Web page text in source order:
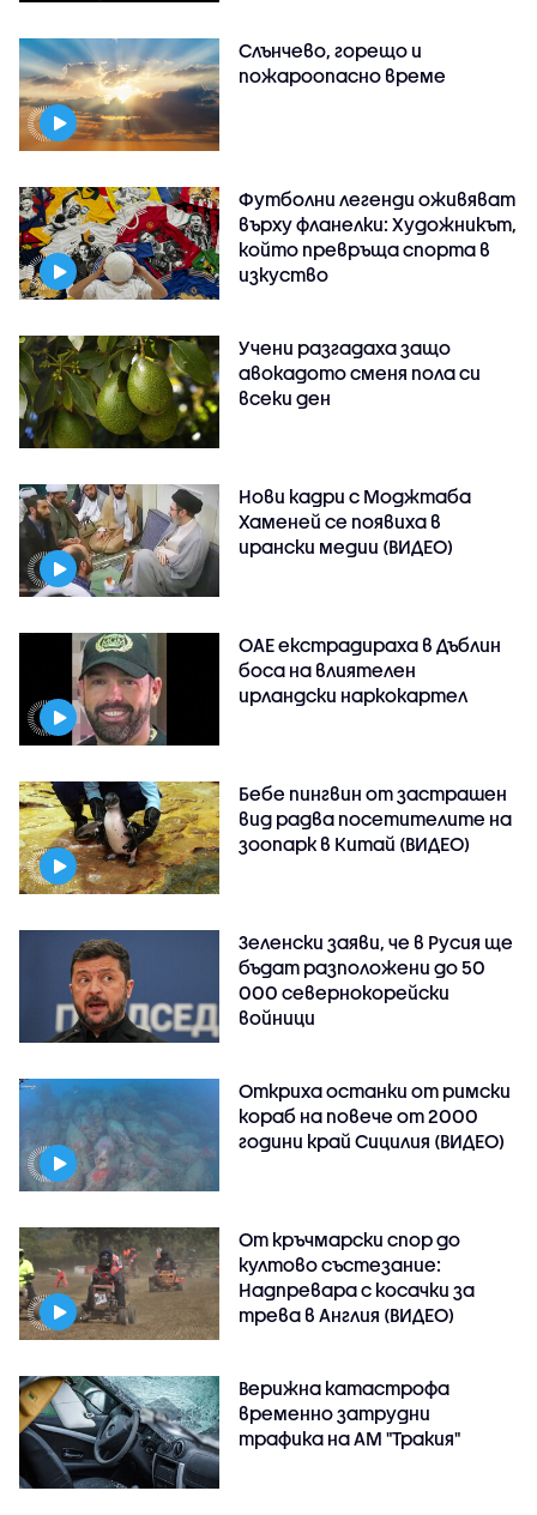
Слънчево, горещо и
пожароопасно време
Футболни легенди оживяват
върху фланелки: Художникът,
който превръща спорта в
изкуство
Учени разгадаха защо
авокадото сменя пола си
всеки ден
Нови кадри с Моджтаба
Хаменей се появиха в
ирански медии (ВИДЕО)
ОАЕ екстрадираха в Дъблин
боса на влиятелен
ирландски наркокартел
Бебе пингвин от застрашен
вид радва посетителите на
зоопарк в Китай (ВИДЕО)
Зеленски заяви, че в Русия ще
бъдат разположени до 50
000 севернокорейски
войници
Откриха останки от римски
кораб на повече от 2000
години край Сицилия (ВИДЕО)
От кръчмарски спор до
култово състезание:
Надпревара с косачки за
трева в Англия (ВИДЕО)
Верижна катастрофа
временно затрудни
трафика на АМ "Тракия"